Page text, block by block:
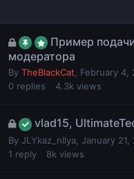
Пример
модератора
By TheBlackCat
February 4,
0 replies 4.3k views
vlad15,
By JLYkaz_nIlya January 21,
1 reply 8k views